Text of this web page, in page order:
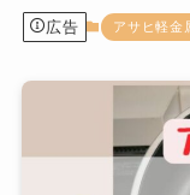
広告 アサヒ軽金